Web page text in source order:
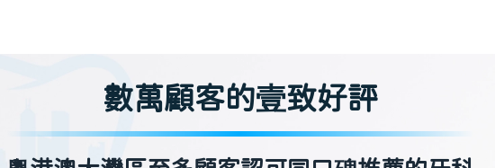
數萬顧客的壹致好評